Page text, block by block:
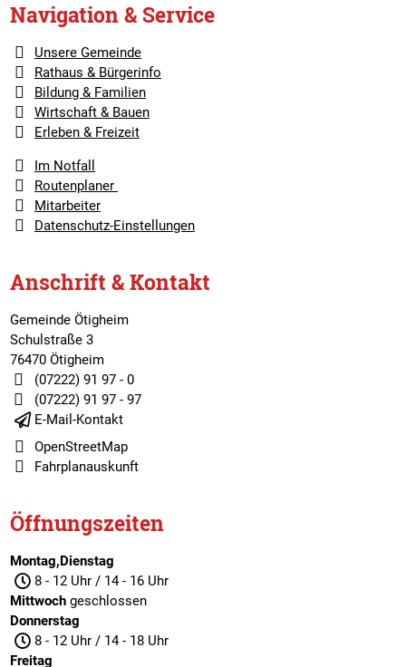
Navigation & Service
Unsere Gemeinde
Rathaus & Bürgerinfo
Bildung & Familien
Wirtschaft & Bauen
Erleben & Freizeit
Im Notfall
Routenplaner
Mitarbeiter
Datenschutz-Einstellungen
Anschrift & Kontakt
Gemeinde Ötigheim
Schulstraße 3
76470 Ötigheim
(07222) 91 97 - 0
(07222) 91 97 - 97
E-Mail-Kontakt
OpenStreetMap
Fahrplanauskunft
Öffnungszeiten
Montag,Dienstag
8 - 12 Uhr / 14 - 16 Uhr
Mittwochgeschlossen
Donnerstag
8 - 12 Uhr / 14 - 18 Uhr
Freitag